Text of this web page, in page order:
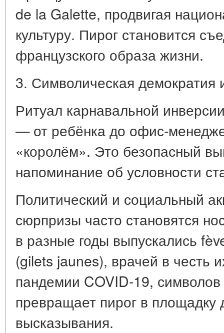
de la Galette, продвигая
культуру. Пирог становится
французского образа жизни.
3. Символическая демократия
Ритуал карнавальной
— от ребёнка до офис-
«королём». Это безопасный
напоминание об условности
Политический и социальный
сюрпризы часто становятся
в разные годы выпускались
(gilets jaunes), врачей в честь
пандемии COVID-19,
превращает пирог в площадку
высказывания.